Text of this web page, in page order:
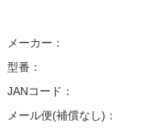
メーカー：
型番：
JANコード：
メール便(補償なし)：